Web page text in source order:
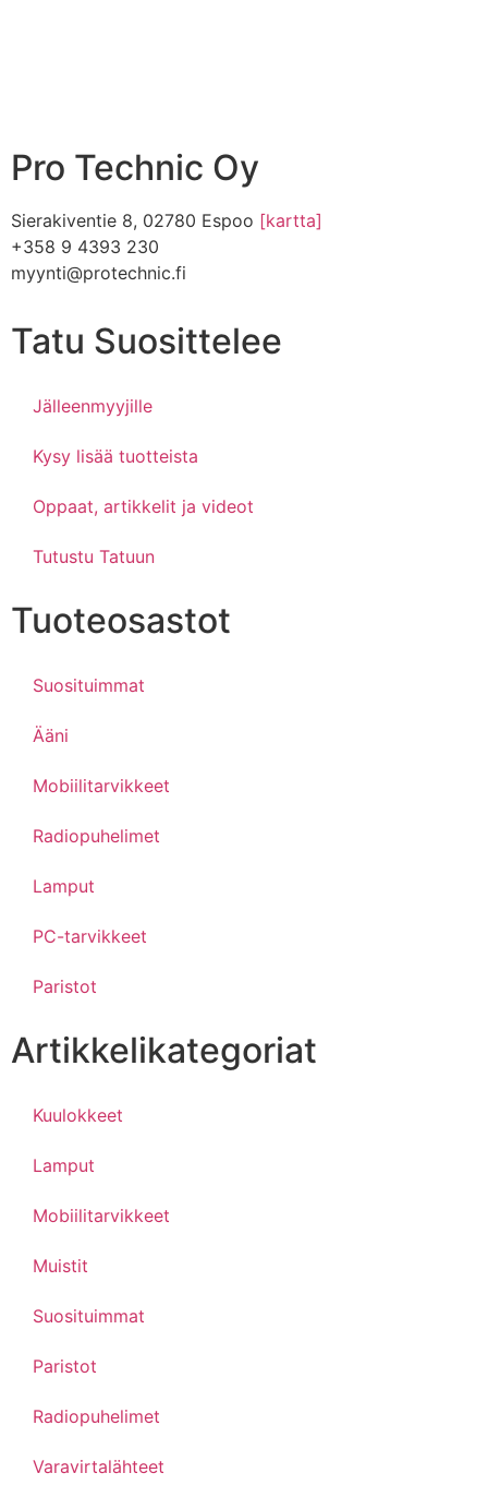
Pro Technic Oy
Sierakiventie 8, 02780 Espoo [kartta]
+358 9 4393 230
myynti@protechnic.fi
Tatu Suosittelee
Jälleenmyyjille
Kysy lisää tuotteista
Oppaat, artikkelit ja videot
Tutustu Tatuun
Tuoteosastot
Suosituimmat
Ääni
Mobiilitarvikkeet
Radiopuhelimet
Lamput
PC-tarvikkeet
Paristot
Artikkelikategoriat
Kuulokkeet
Lamput
Mobiilitarvikkeet
Muistit
Suosituimmat
Paristot
Radiopuhelimet
Varavirtalähteet